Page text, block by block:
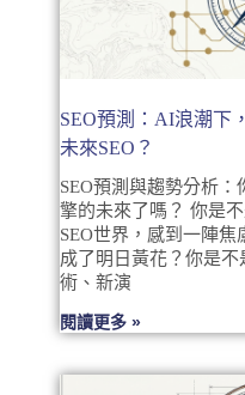
SEO預測：AI浪潮下
未來SEO？
SEO預測與趨勢分析：
擎的未來了嗎？ 你是
SEO世界，感到一陣
成了明日黃花？你是
術、新演
閱讀更多 »